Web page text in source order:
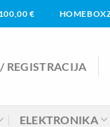
€
REGISTRACIJA
ELEKTRONIKA